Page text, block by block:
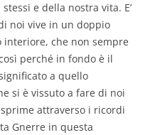
e della nostra vita. E’
noi vive in un doppio
che non sempre
perché in fondo è il
a quello
si è vissuto a fare di noi
attraverso i ricordi
Gnerre in questa